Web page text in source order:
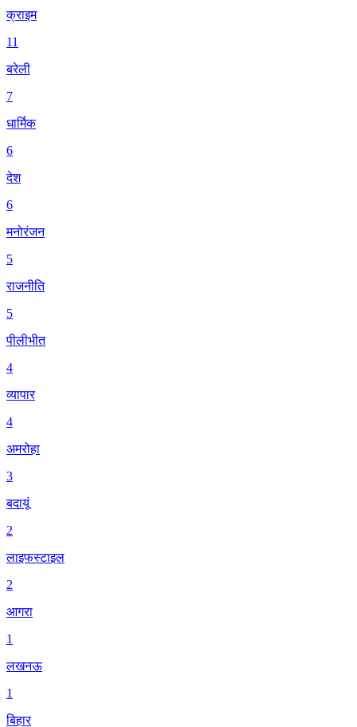
क्राइम
11
बरेली
7
धार्मिक
6
देश
6
मनोरंजन
5
राजनीति
5
पीलीभीत
4
व्यापार
4
अमरोहा
3
बदायूं
2
लाइफस्टाइल
2
आगरा
1
लखनऊ
1
बिहार